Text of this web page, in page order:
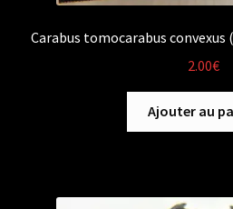
Carabus tomocarabus convexus
2.00€
Ajouter au